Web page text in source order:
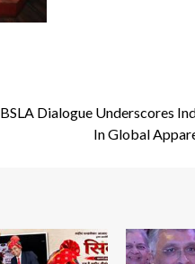
BSLA Dialogue Underscores
In Global